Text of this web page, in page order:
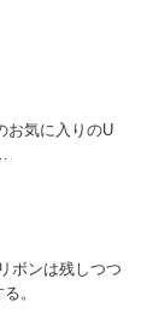
お気に入りのU
ボンは残しつつ
。